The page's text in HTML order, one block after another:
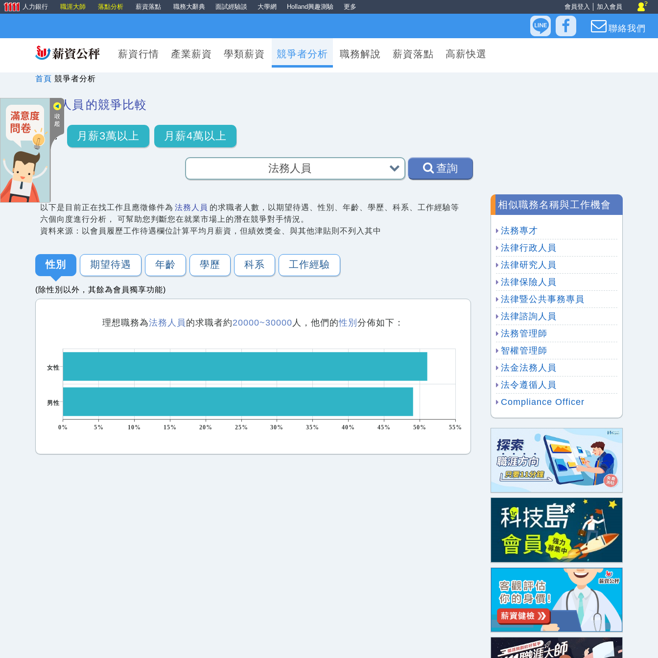
會員登入 加入會員
人力銀行 職涯大師 落點分析 薪資落點 職務大辭典 面試經驗談 大學網 Holland興趣測驗 更多
聯絡我們
薪資行情 產業薪資 學類薪資 競爭者分析 職務解說 薪資落點 高薪快選
首頁 競爭者分析
法務人員 的競爭比較
月薪3萬以上 月薪4萬以上
查詢
以下是目前正在找工作且應徵條件為 法務人員 的求職者人數，以期望待遇、性別、年齡、學歷、科系、工作經驗等
六個向度進行分析， 可幫助您判斷您在就業市場上的潛在競爭對手情況。
資料來源：以會員履歷工作待遇欄位計算平均月薪資，但績效獎金、與其他津貼則不列入其中
性別 期望待遇 年齡 學歷 科系 工作經驗
(除性別以外，其餘為會員獨享功能)
理想職務為法務人員 的求職者約20000~30000 人，他們的性別 分佈如下：
女性
男性
0% 5% 10% 15% 20% 25% 30% 35% 40% 45% 50% 55%
相似職務名稱與工作機會
法務專才
法律行政人員
法律研究人員
法律保險人員
法律暨公共事務專員
法律諮詢人員
法務管理師
智權管理師
法金法務人員
法令遵循人員
Compliance Officer